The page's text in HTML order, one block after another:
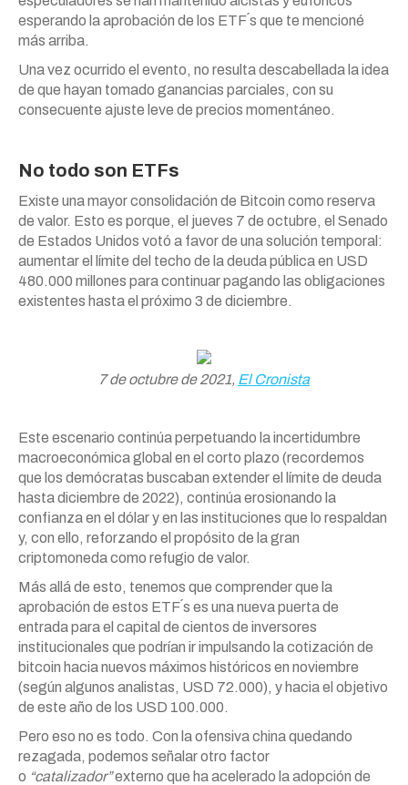
esperando la aprobación de los ETF´s que te mencioné
más arriba.
Una vez ocurrido el evento, no resulta descabellada la idea
de que hayan tomado ganancias parciales, con su
consecuente ajuste leve de precios momentáneo.
No todo son ETFs
Existe una mayor consolidación de Bitcoin como reserva
de valor. Esto es porque, el jueves 7 de octubre, el Senado
de Estados Unidos votó a favor de una solución temporal:
aumentar el límite del techo de la deuda pública en USD
480.000 millones para continuar pagando las obligaciones
existentes hasta el próximo 3 de diciembre.
7 de octubre de 2021, El Cronista
Este escenario continúa perpetuando la incertidumbre
macroeconómica global en el corto plazo (recordemos
que los demócratas buscaban extender el límite de deuda
hasta diciembre de 2022), continúa erosionando la
confianza en el dólar y en las instituciones que lo respaldan
y, con ello, reforzando el propósito de la gran
criptomoneda como refugio de valor.
Más allá de esto, tenemos que comprender que la
aprobación de estos ETF´s es una nueva puerta de
entrada para el capital de cientos de inversores
institucionales que podrían ir impulsando la cotización de
bitcoin hacia nuevos máximos históricos en noviembre
(según algunos analistas, USD 72.000), y hacia el objetivo
de este año de los USD 100.000.
Pero eso no es todo. Con la ofensiva china quedando
rezagada, podemos señalar otro factor
o “catalizador”externo que ha acelerado la adopción de